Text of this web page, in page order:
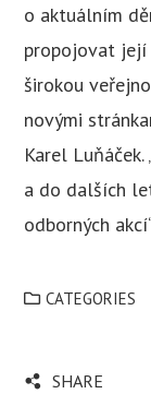
o aktuálním
propojovat její
širokou
novými
Karel
a do dalších
odborných
CATEGORIES
SHARE